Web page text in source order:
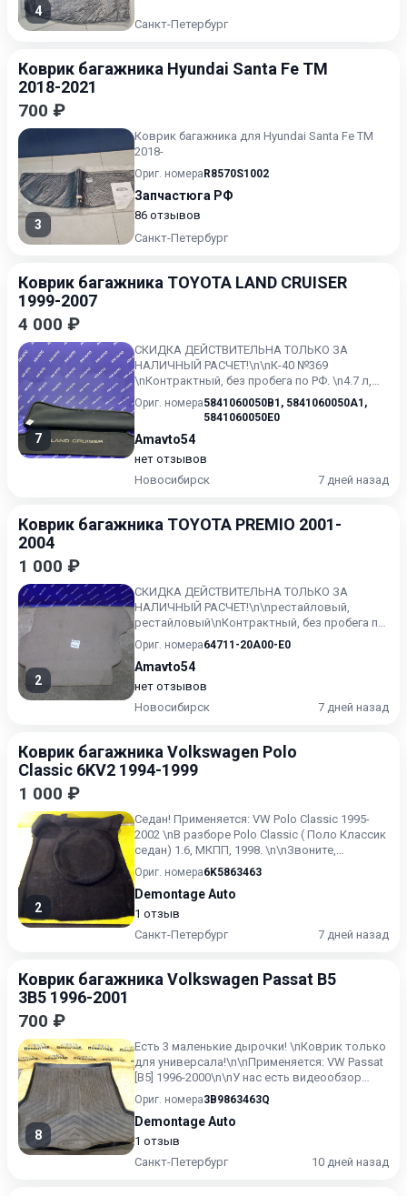
4
Санкт-Петербург
Коврик багажника Hyundai Santa Fe TM
2018-2021
700 ₽
3
Коврик багажника для Hyundai Santa Fe TM
2018-
Ориг. номера R8570S1002
Запчастюга РФ
86 отзывов
Санкт-Петербург
Коврик багажника TOYOTA LAND CRUISER
1999-2007
4 000 ₽
7
СКИДКА ДЕЙСТВИТЕЛЬНА ТОЛЬКО ЗА
НАЛИЧНЫЙ РАСЧЕТ!\n\nК-40 №369
\nКонтрактный, без пробега по РФ. \n4.7 л,
235 л.с., бензин, АКПП, полный приво...
Ориг. номера5841060050B1 , 5841060050A1 ,
5841060050E0
Amavto54
нет отзывов
Новосибирск
7 дней назад
Коврик багажника TOYOTA PREMIO 2001-
2004
1 000 ₽
2
СКИДКА ДЕЙСТВИТЕЛЬНА ТОЛЬКО ЗА
НАЛИЧНЫЙ РАСЧЕТ!\n\nрестайловый,
рестайловый\nКонтрактный, без пробега по
РФ. Toyota Premio рестайлинг, (12.2...
Ориг. номера64711-20A00-E0
Amavto54
нет отзывов
Новосибирск
7 дней назад
Коврик багажника Volkswagen Polo
Classic 6KV2 1994-1999
1 000 ₽
2
Седан! Применяется: VW Polo Classic 1995-
2002 \nВ разборе Polo Classic ( Поло Классик
седан) 1.6, МКПП, 1998. \n\nЗвоните,
спрашивайте то, ч...
Ориг. номера6K5863463
Demontage Auto
1 отзыв
Санкт-Петербург
7 дней назад
Коврик багажника Volkswagen Passat B5
3B5 1996-2001
700 ₽
8
Есть 3 маленькие дырочки! \nКоврик только
для универсала!\n\nПрименяется: VW Passat
[B5] 1996-2000\n\nУ нас есть видеообзор
товара, предоста...
Ориг. номера3B9863463Q
Demontage Auto
1 отзыв
Санкт-Петербург
10 дней назад